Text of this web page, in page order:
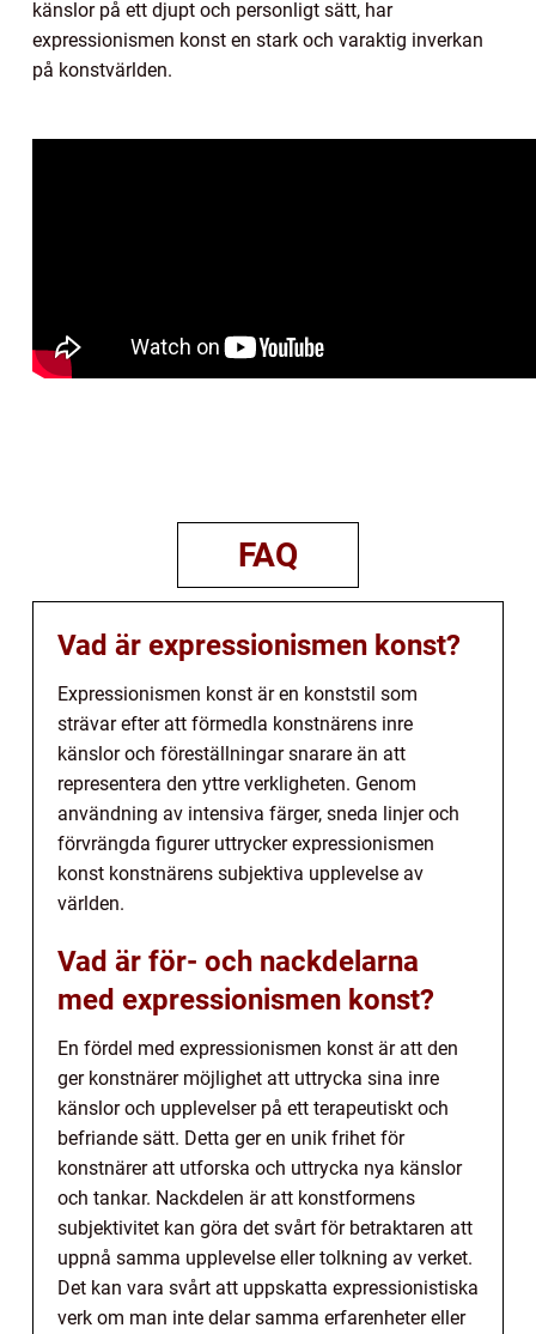
känslor på ett djupt och personligt sätt, har
expressionismen konst en stark och varaktig inverkan
på konstvärlden.
FAQ
Vad är expressionismen konst?
Expressionismen konst är en konststil som
strävar efter att förmedla konstnärens inre
känslor och föreställningar snarare än att
representera den yttre verkligheten. Genom
användning av intensiva färger, sneda linjer och
förvrängda figurer uttrycker expressionismen
konst konstnärens subjektiva upplevelse av
världen.
Vad är för- och nackdelarna
med expressionismen konst?
En fördel med expressionismen konst är att den
ger konstnärer möjlighet att uttrycka sina inre
känslor och upplevelser på ett terapeutiskt och
befriande sätt. Detta ger en unik frihet för
konstnärer att utforska och uttrycka nya känslor
och tankar. Nackdelen är att konstformens
subjektivitet kan göra det svårt för betraktaren att
uppnå samma upplevelse eller tolkning av verket.
Det kan vara svårt att uppskatta expressionistiska
verk om man inte delar samma erfarenheter eller